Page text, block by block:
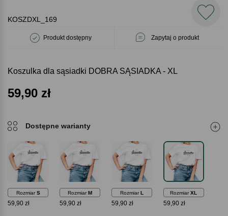
KOSZDXL_169
Produkt dostępny Zapytaj o produkt
Koszulka dla sąsiadki DOBRA SĄSIADKA - XL
59,90 zł
Dostępne warianty
Rozmiar S
59,90 zł
Rozmiar M
59,90 zł
Rozmiar L
59,90 zł
RozmiarXL
59,90 zł